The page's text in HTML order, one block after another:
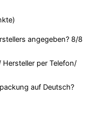
angegeben? 8/8
per Telefon/
auf Deutsch?